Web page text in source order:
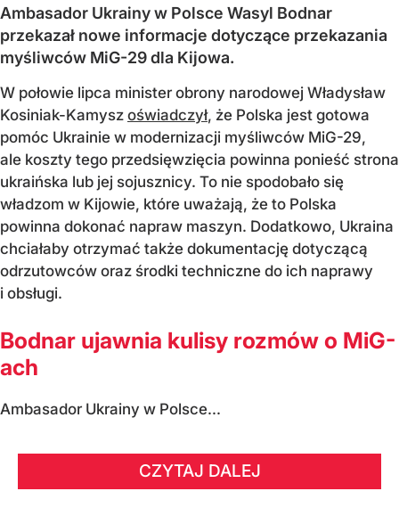
Ambasador Ukrainy w Polsce Wasyl Bodnar
przekazał nowe informacje dotyczące przekazania
myśliwców MiG-29 dla Kijowa.
W połowie lipca minister obrony narodowej Władysław
Kosiniak-Kamysz oświadczył, że Polska jest gotowa
pomóc Ukrainie w modernizacji myśliwców MiG-29,
ale koszty tego przedsięwzięcia powinna ponieść strona
ukraińska lub jej sojusznicy. To nie spodobało się
władzom w Kijowie, które uważają, że to Polska
powinna dokonać napraw maszyn. Dodatkowo, Ukraina
chciałaby otrzymać także dokumentację dotyczącą
odrzutowców oraz środki techniczne do ich naprawy
i obsługi.
Bodnar ujawnia kulisy rozmów o MiG-
ach
Ambasador Ukrainy w Polsce...
CZYTAJ DALEJ